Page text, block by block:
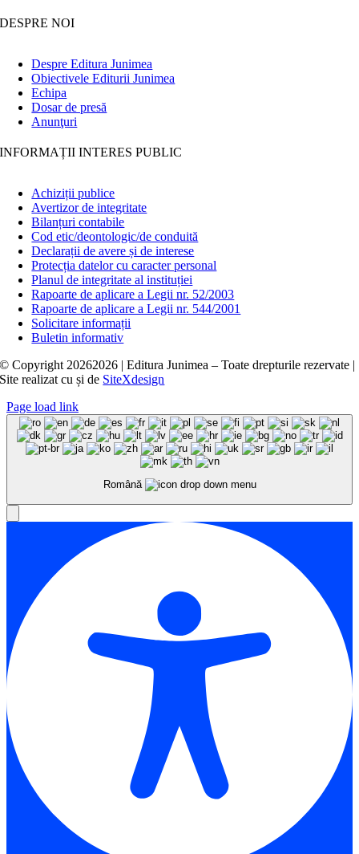
DESPRE NOI
Despre Editura Junimea
Obiectivele Editurii Junimea
Echipa
Dosar de presă
Anunţuri
INFORMAȚII INTERES PUBLIC
Achiziții publice
Avertizor de integritate
Bilanțuri contabile
Cod etic/deontologic/de conduită
Declarații de avere și de interese
Protecția datelor cu caracter personal
Planul de integritate al instituției
Rapoarte de aplicare a Legii nr. 52/2003
Rapoarte de aplicare a Legii nr. 544/2001
Solicitare informații
Buletin informativ
© Copyright 20262026 | Editura Junimea – Toate drepturile rezervate |
Site realizat cușide SiteXdesign
Page load link
Română